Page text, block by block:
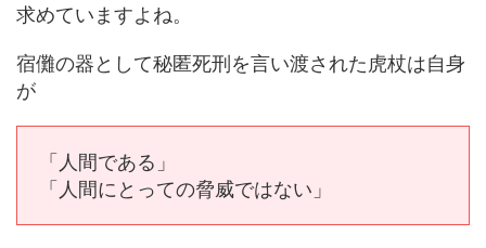
求めていますよね。
宿儺の器として秘匿死刑を言い渡された虎杖は自身
が
「人間である」
「人間にとっての脅威ではない」